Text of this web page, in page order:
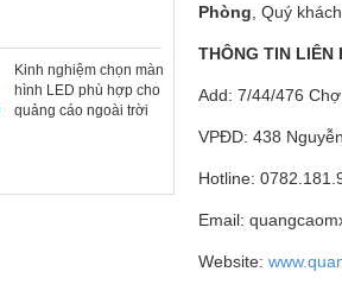
Kinh nghiệm chọn màn
hình LED phù hợp cho
quảng cáo ngoài trời
Phòng , Quý
THÔNG TIN LIÊN
Add: 7/44/476
VPĐD: 438
Hotline:
Email:
Website: